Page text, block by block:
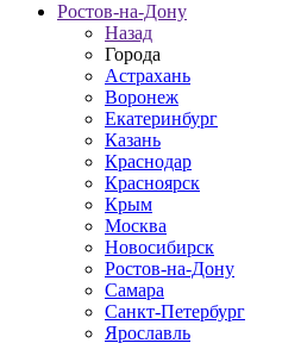
Ростов-на-Дону
Назад
Города
Астрахань
Воронеж
Екатеринбург
Казань
Краснодар
Красноярск
Крым
Москва
Новосибирск
Ростов-на-Дону
Самара
Санкт-Петербург
Ярославль